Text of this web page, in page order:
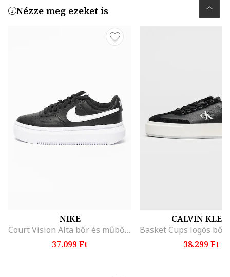
Nézze meg ezeket is
NIKE
Court Vision Alta bőr és műbőr flatform sneaker, Fehér/Fekete
37.099 Ft
CALVIN
38.299 Ft